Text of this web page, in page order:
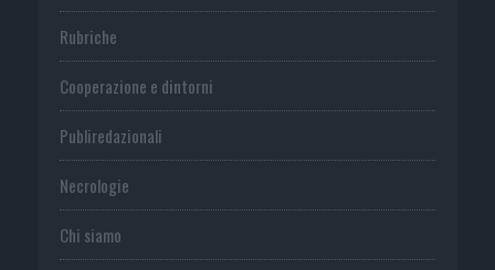
Rubriche
Cooperazione e dintorni
Publiredazionali
Necrologie
Chi siamo